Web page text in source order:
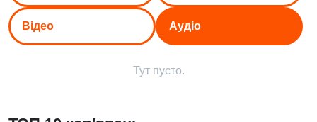
Відео Аудіо
Тут пусто.